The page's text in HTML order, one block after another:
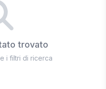
trovato
i filtri di ricerca